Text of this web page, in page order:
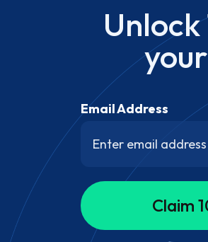
Unlock
Email Address
Claim